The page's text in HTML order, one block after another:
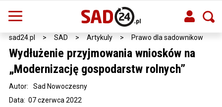
sad24.pl > SAD > Artykuly > Prawo dla sadownikow
Wydłużenie przyjmowania wniosków na
„Modernizację gospodarstw rolnych”
Data: 07 czerwca 2022
Autor: Sad Nowoczesny